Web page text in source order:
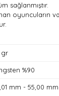
sağlanmıştır.
oyuncuların
gr
%90
mm - 55,00 mm